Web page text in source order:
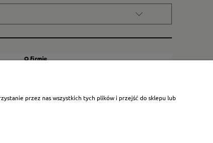
O firmie
Blog
przez nas wszystkich tych plików i przejść do sklepu lub